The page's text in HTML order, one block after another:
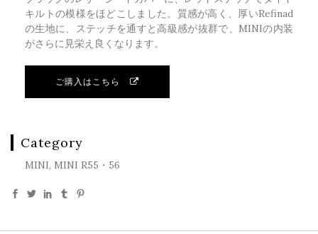
キルトの模様をほどこしました。質感が高く、厚いRefinad
の生地に、ステッチを通すと高級感が抜群で、MINIの内装
がさらに見栄え良くなります。
ご購入はこちら
Category
MINI, MINI R55・56